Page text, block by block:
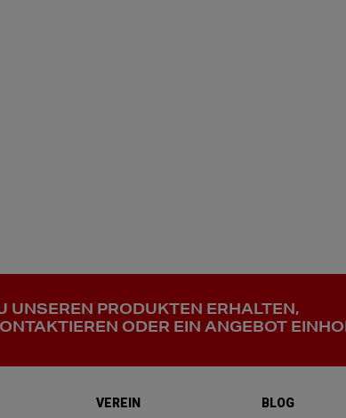
UNSEREN PRODUKTEN ERHALTEN,
ODER EIN ANGEBOT
VEREIN
BLOG